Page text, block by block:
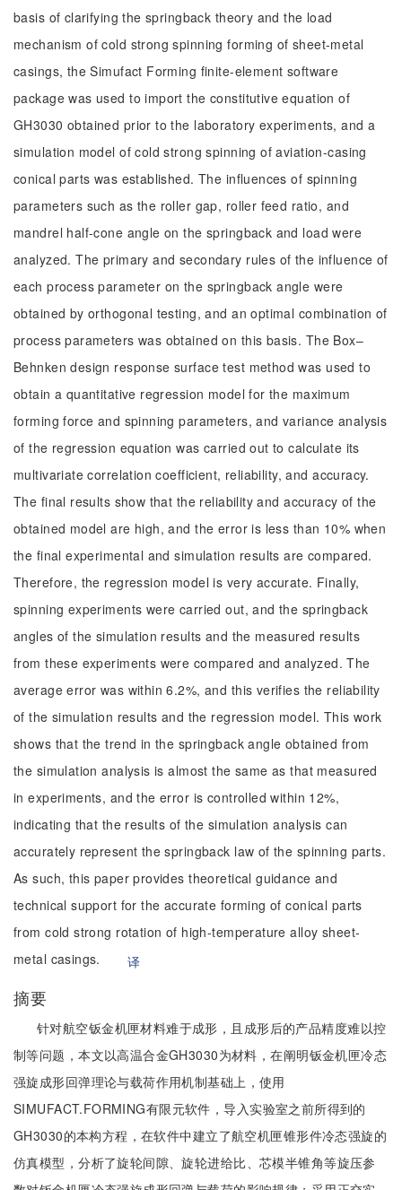
basis of clarifying the springback theory and the load
mechanism of cold strong spinning forming of sheet-metal
casings, the Simufact Forming finite-element software
package was used to import the constitutive equation of
GH3030 obtained prior to the laboratory experiments, and a
simulation model of cold strong spinning of aviation-casing
conical parts was established. The influences of spinning
parameters such as the roller gap, roller feed ratio, and
mandrel half-cone angle on the springback and load were
analyzed. The primary and secondary rules of the influence of
each process parameter on the springback angle were
obtained by orthogonal testing, and an optimal combination of
process parameters was obtained on this basis. The Box–
Behnken design response surface test method was used to
obtain a quantitative regression model for the maximum
forming force and spinning parameters, and variance analysis
of the regression equation was carried out to calculate its
multivariate correlation coefficient, reliability, and accuracy.
The final results show that the reliability and accuracy of the
obtained model are high, and the error is less than 10% when
the final experimental and simulation results are compared.
Therefore, the regression model is very accurate. Finally,
spinning experiments were carried out, and the springback
angles of the simulation results and the measured results
from these experiments were compared and analyzed. The
average error was within 6.2%, and this verifies the reliability
of the simulation results and the regression model. This work
shows that the trend in the springback angle obtained from
the simulation analysis is almost the same as that measured
in experiments, and the error is controlled within 12%,
indicating that the results of the simulation analysis can
accurately represent the springback law of the spinning parts.
As such, this paper provides theoretical guidance and
technical support for the accurate forming of conical parts
from cold strong rotation of high-temperature alloy sheet-
metal casings.
译
摘要
针对航空钣金机匣材料难于成形，且成形后的产品精度难以控
制等问题，本文以高温合金GH3030为材料，在阐明钣金机匣冷态
强旋成形回弹理论与载荷作用机制基础上，使用
SIMUFACT.FORMING有限元软件，导入实验室之前所得到的
GH3030的本构方程，在软件中建立了航空机匣锥形件冷态强旋的
仿真模型，分析了旋轮间隙、旋轮进给比、芯模半锥角等旋压参